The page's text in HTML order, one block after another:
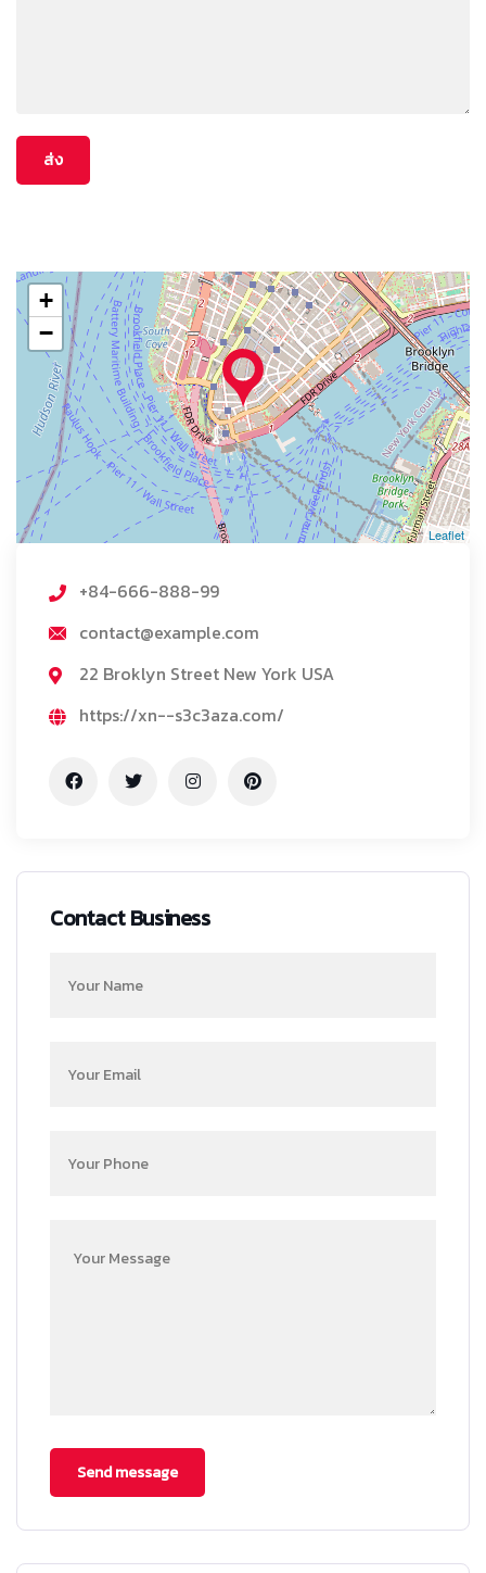
+
−
Leaflet
+84-666-888-99
contact@example.com
22 Broklyn Street New York USA
https://xn--s3c3aza.com/
Contact Business